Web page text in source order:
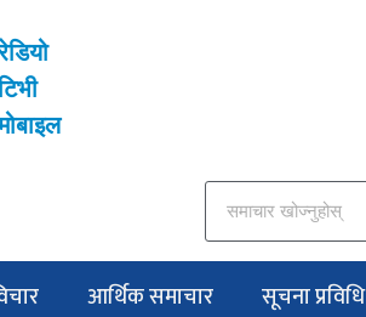
आर्थिक समाचार सूचना प्रविधि